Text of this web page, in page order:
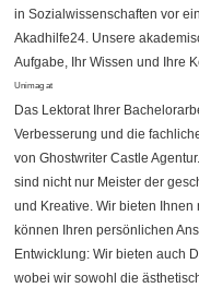
in Sozialwissenschaften vor
Akadhilfe24. Unsere
Aufgabe, Ihr Wissen und Ihre
Unimag at
Das Lektorat Ihrer
Verbesserung und die
von Ghostwriter Castle
sind nicht nur Meister der
und Kreative. Wir bieten
können Ihren persönlichen
Entwicklung: Wir bieten auch
wobei wir sowohl die